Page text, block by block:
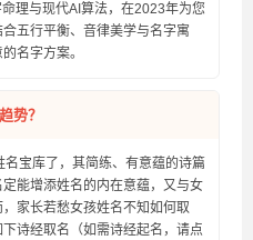
理与现代AI算法，在2023年为您
五行平衡、音律美学与名字寓
名字方案。
势？
宝库了，其简练、有意蕴的诗篇
能增添姓名的内在意蕴，又与女
家长若愁女孩姓名不知如何取
诗经取名（如需诗经起名，请点